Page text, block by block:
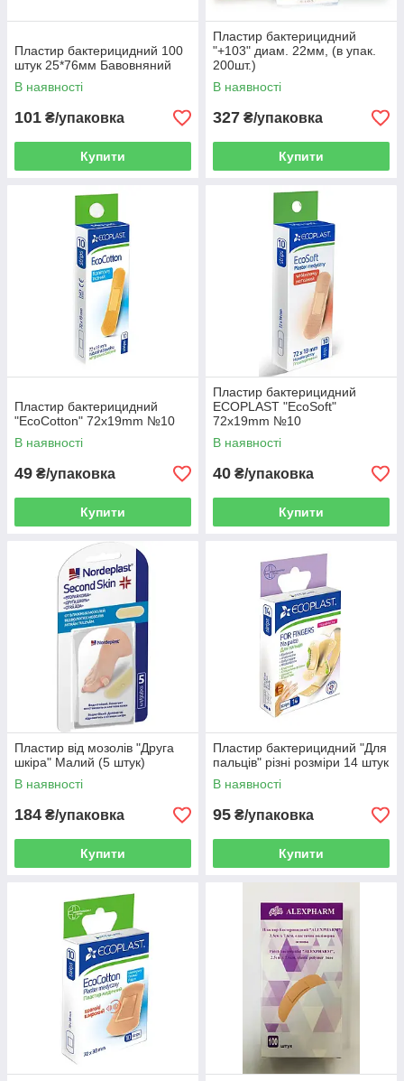
Пластир бактерицидний 100
штук 25*76мм Бавовняний
В наявності
101 ₴/упаковка
Купити
Пластир бактерицидний
"+103" диам. 22мм, (в упак.
200шт.)
В наявності
327 ₴/упаковка
Купити
Пластир бактерицидний
"EcoCotton" 72х19mm №10
В наявності
49 ₴/упаковка
Купити
Пластир бактерицидний
ECOPLAST "EcoSoft"
72х19mm №10
В наявності
40 ₴/упаковка
Купити
Пластир від мозолів "Друга
шкіра" Малий (5 штук)
В наявності
184 ₴/упаковка
Купити
Пластир бактерицидний "Для
пальців" різні розміри 14 штук
В наявності
95 ₴/упаковка
Купити